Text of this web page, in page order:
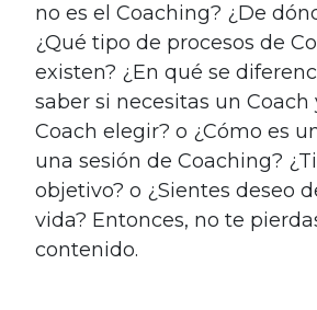
no es el Coaching? ¿De
¿Qué tipo de procesos de
existen? ¿En qué se
saber si necesitas un
Coach elegir? o ¿Cómo es
una sesión de Coaching?
objetivo? o ¿Sientes deseo
vida? Entonces, no te
contenido.